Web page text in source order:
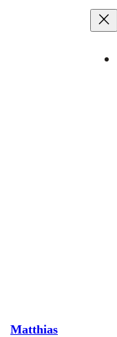
Matthias